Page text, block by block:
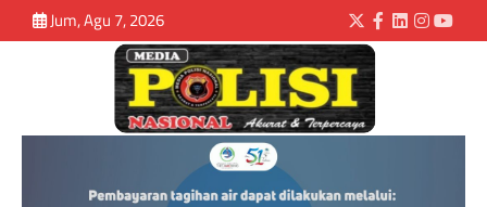
Jum, Agu 7, 2026